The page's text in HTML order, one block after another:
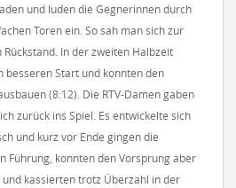
und luden die Gegnerinnen durch
Toren ein. So sah man sich zur
In der zweiten Halbzeit
besseren Start und konnten den
(8:12). Die RTV-Damen gaben
zurück ins Spiel. Es entwickelte sich
und kurz vor Ende gingen die
Führung, konnten den Vorsprung aber
kassierten trotz Überzahl in der